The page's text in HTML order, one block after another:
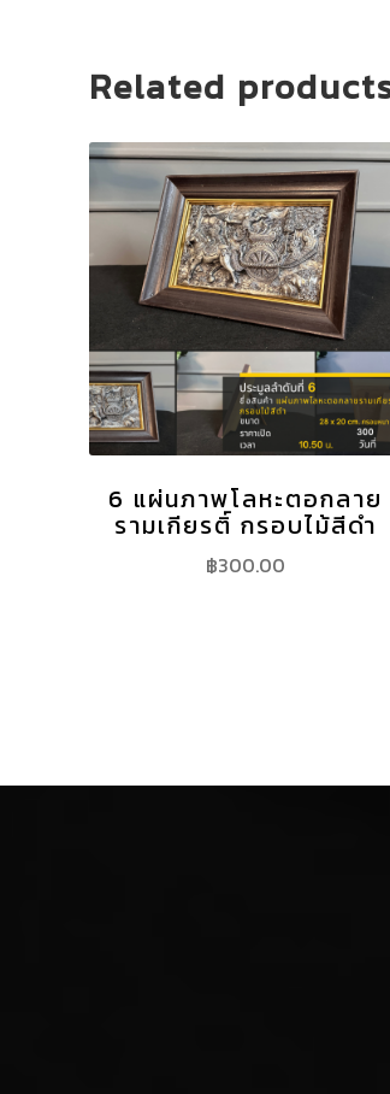
Related
6 แผ่นภาพโลหะตอกลาย
รามเกียรติ์ กรอบไม้สีดำ
฿300.00